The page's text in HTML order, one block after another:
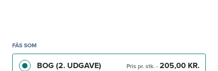
FÅS SOM
BOG (2. UDGAVE) Pris pr. stk. - 205,00 KR.